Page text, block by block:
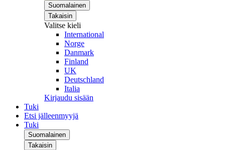
Suomalainen
Takaisin
Valitse kieli
International
Norge
Danmark
Finland
UK
Deutschland
Italia
Kirjaudu sisään
Tuki
Etsi jälleenmyyjä
Tuki
Suomalainen
Takaisin